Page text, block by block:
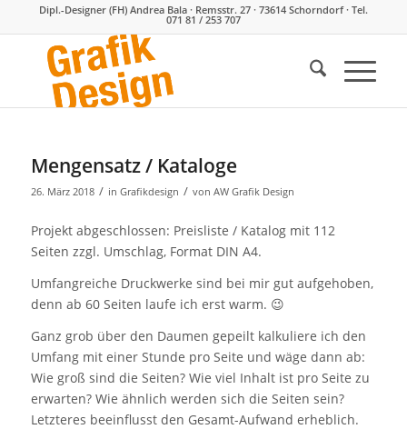
Dipl.-Designer (FH) Andrea Bala · Remsstr. 27 · 73614 Schorndorf · Tel.
071 81 / 253 707
Mengensatz / Kataloge
26. März 2018 / in Grafikdesign / von AW Grafik Design
Projekt abgeschlossen: Preisliste / Katalog mit 112
Seiten zzgl. Umschlag, Format DIN A4.
Umfangreiche Druckwerke sind bei mir gut aufgehoben,
denn ab 60 Seiten laufe ich erst warm. 😉
Ganz grob über den Daumen gepeilt kalkuliere ich den
Umfang mit einer Stunde pro Seite und wäge dann ab:
Wie groß sind die Seiten? Wie viel Inhalt ist pro Seite zu
erwarten? Wie ähnlich werden sich die Seiten sein?
Letzteres beeinflusst den Gesamt-Aufwand erheblich.